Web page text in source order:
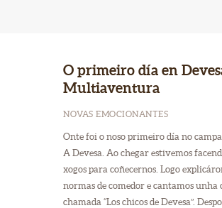
O primeiro día en
Multiaventura
NOVAS EMOCIONANTES
Onte foi o noso primeiro día no
A Devesa. Ao chegar estivemos
xogos para coñecernos. Logo
normas de comedor e cantamos unha
chamada “Los chicos de Devesa”.